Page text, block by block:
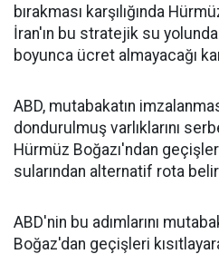
bırakması karşılığında
İran'ın bu stratejik su
boyunca ücret almayacağı
ABD, mutabakatın
dondurulmuş varlıklarını
Hürmüz Boğazı'ndan
sularından alternatif rota
ABD'nin bu adımlarını
Boğaz'dan geçişleri